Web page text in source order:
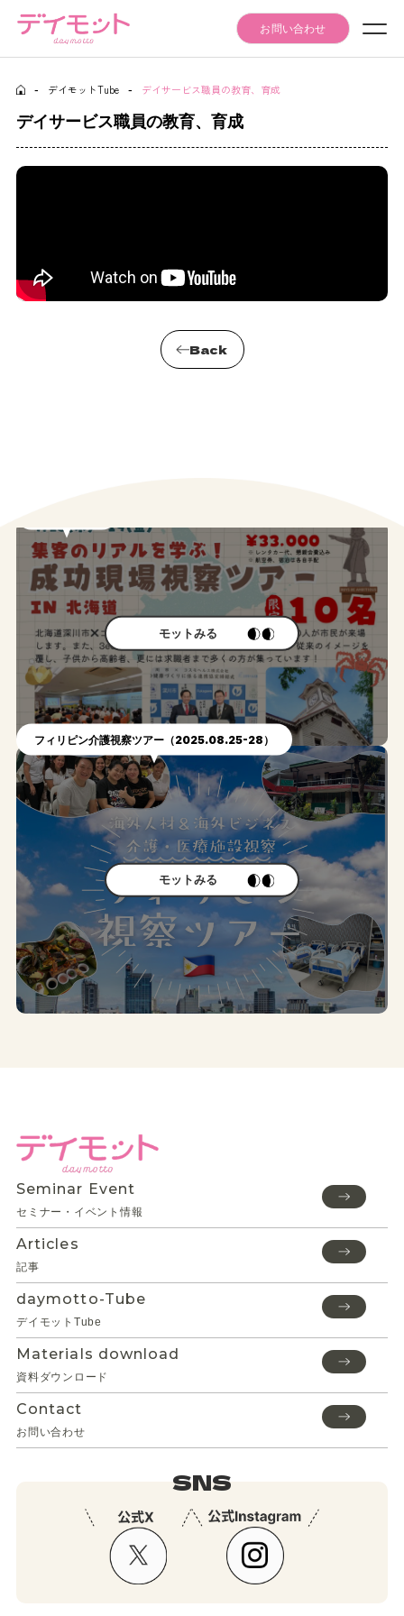
お問い合わせ
Seminar Event
セミナー・イベント情報
Articles
記事
資料ダウンロード
- デイモットTube - デイサービス職員の教育、育成
デイサービス職員の教育、育成
モットみる
フィリピン介護視察ツアー（2025.08.25-28）
モットみる
Seminar Event
セミナー・イベント情報
Articles
記事
daymotto-Tube
デイモットTube
Materials download
資料ダウンロード
Contact
お問い合わせ
SNS